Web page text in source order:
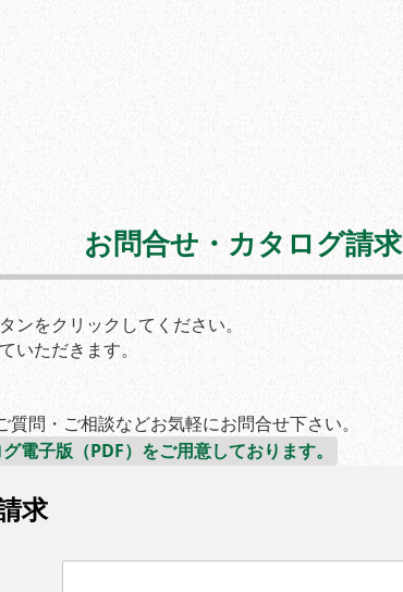
お問合せ・カタログ請求
ンをクリックしてください。
いただきます。
問・ご相談などお気軽にお問合せ下さい。
電子版（PDF）をご用意しております。
求